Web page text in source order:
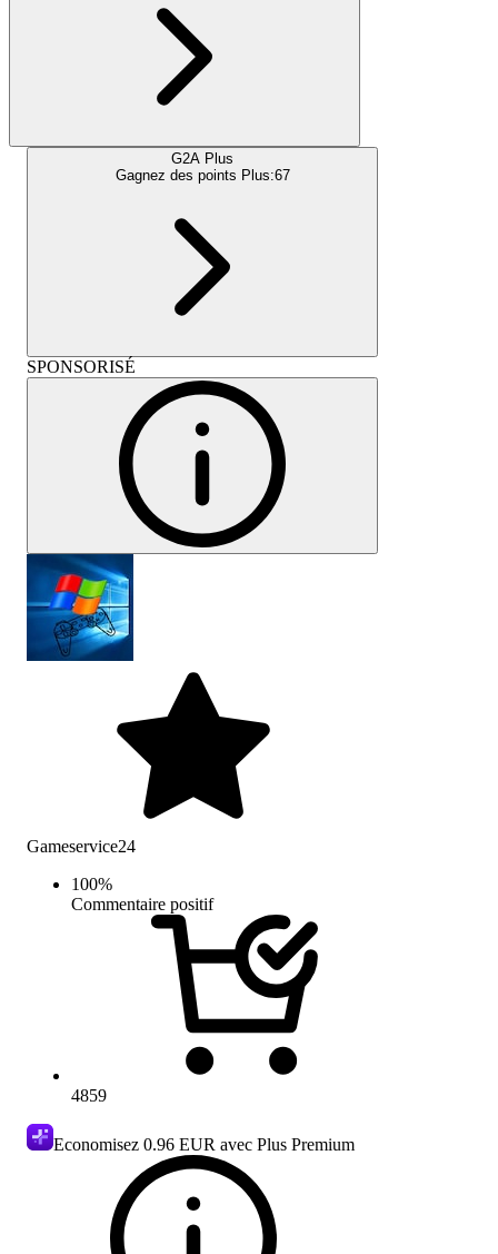
G2A Plus
Gagnez des points Plus:67
SPONSORISÉ
Gameservice24
100%
Commentaire positif
4859
Economisez 0.96 EUR avec Plus Premium